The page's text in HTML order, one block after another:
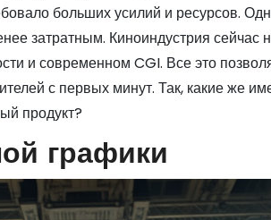
больших усилий и ресурсов.
затратным. Киноиндустрия сейчас
и современном CGI. Все это
с первых минут. Так, какие же
продукт?
графики